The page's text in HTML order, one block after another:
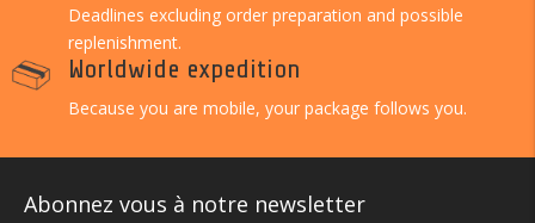
Deadlines excluding order preparation and possible
replenishment.
Worldwide expedition
Because you are mobile, your package follows you.
Abonnez vous à notre newsletter